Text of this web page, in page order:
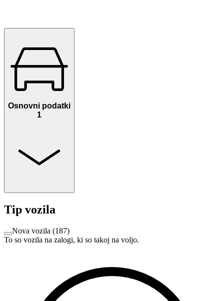
Osnovni podatki
1
Tip vozila
Nova vozila (187)
To so vozila na zalogi, ki so takoj na voljo.